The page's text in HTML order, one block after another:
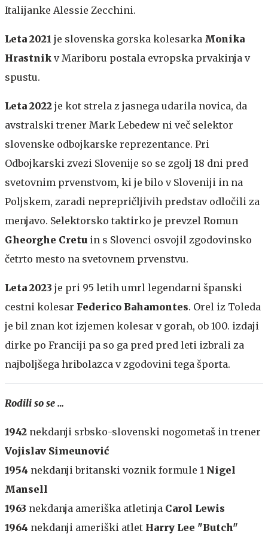
Italijanke Alessie Zecchini.
Leta 2021 je slovenska gorska kolesarka Monika
Hrastnik v Mariboru postala evropska prvakinja v
spustu.
Leta 2022 je kot strela z jasnega udarila novica, da
avstralski trener Mark Lebedew ni več selektor
slovenske odbojkarske reprezentance. Pri
Odbojkarski zvezi Slovenije so se zgolj 18 dni pred
svetovnim prvenstvom, ki je bilo v Sloveniji in na
Poljskem, zaradi neprepričljivih predstav odločili za
menjavo. Selektorsko taktirko je prevzel Romun
Gheorghe Cretu in s Slovenci osvojil zgodovinsko
četrto mesto na svetovnem prvenstvu.
Leta 2023 je pri 95 letih umrl legendarni španski
cestni kolesar Federico Bahamontes. Orel iz Toleda
je bil znan kot izjemen kolesar v gorah, ob 100. izdaji
dirke po Franciji pa so ga pred pred leti izbrali za
najboljšega hribolazca v zgodovini tega športa.
Rodili so se …
1942 nekdanji srbsko-slovenski nogometaš in trener
Vojislav Simeunović
1954 nekdanji britanski voznik formule 1 Nigel
Mansell
1963 nekdanja ameriška atletinja Carol Lewis
1964 nekdanji ameriški atlet Harry Lee "Butch"